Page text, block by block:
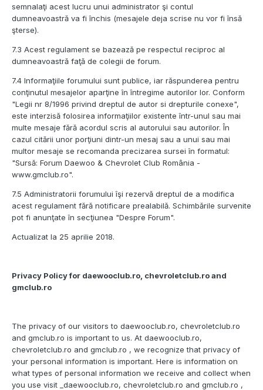
semnalaţi acest lucru unui administrator şi contul
dumneavoastră va fi închis (mesajele deja scrise nu vor fi însă
şterse).
7.3 Acest regulament se bazează pe respectul reciproc al
dumneavoastră faţă de colegii de forum.
7.4 Informaţiile forumului sunt publice, iar răspunderea pentru
conţinutul mesajelor aparţine în întregime autorilor lor. Conform
"Legii nr 8/1996 privind dreptul de autor si drepturile conexe",
este interzisă folosirea informaţiilor existente într-unul sau mai
multe mesaje fără acordul scris al autorului sau autorilor. În
cazul citării unor porţiuni dintr-un mesaj sau a unui sau mai
multor mesaje se recomanda precizarea sursei în formatul:
"Sursă: Forum Daewoo & Chevrolet Club România -
www.gmclub.ro".
7.5 Administratorii forumului îşi rezervă dreptul de a modifica
acest regulament fără notificare prealabilă. Schimbările survenite
pot fi anunţate în secţiunea "Despre Forum".
Actualizat la 25 aprilie 2018.
Privacy Policy for daewooclub.ro, chevroletclub.ro and
gmclub.ro
The privacy of our visitors to daewooclub.ro, chevroletclub.ro
and gmclub.ro is important to us. At daewooclub.ro,
chevroletclub.ro and gmclub.ro , we recognize that privacy of
your personal information is important. Here is information on
what types of personal information we receive and collect when
you use visit _daewooclub.ro, chevroletclub.ro and gmclub.ro ,